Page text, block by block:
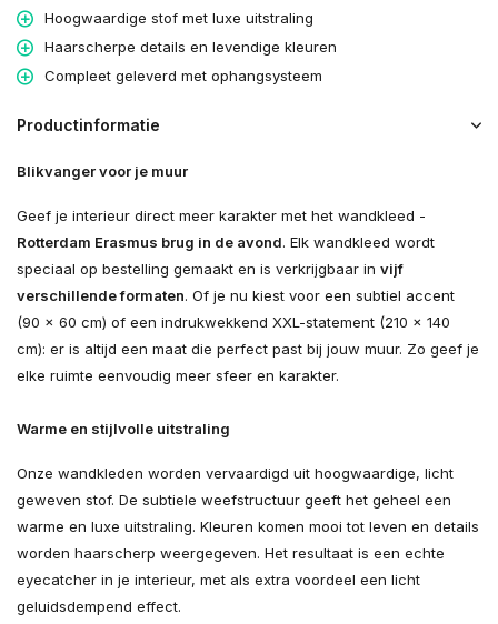
Hoogwaardige stof met luxe uitstraling
Haarscherpe details en levendige kleuren
Compleet geleverd met ophangsysteem
Productinformatie
Blikvanger voor je muur
Geef je interieur direct meer karakter met het wandkleed -
Rotterdam Erasmus brug in de avond. Elk wandkleed wordt
speciaal op bestelling gemaakt en is verkrijgbaar in vijf
verschillende formaten. Of je nu kiest voor een subtiel accent
(90 × 60 cm) of een indrukwekkend XXL-statement (210 × 140
cm): er is altijd een maat die perfect past bij jouw muur. Zo geef je
elke ruimte eenvoudig meer sfeer en karakter.
Warme en stijlvolle uitstraling
Onze wandkleden worden vervaardigd uit hoogwaardige, licht
geweven stof. De subtiele weefstructuur geeft het geheel een
warme en luxe uitstraling. Kleuren komen mooi tot leven en details
worden haarscherp weergegeven. Het resultaat is een echte
eyecatcher in je interieur, met als extra voordeel een licht
geluidsdempend effect.